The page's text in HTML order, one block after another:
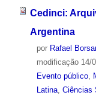
Cedinci:
Argentina
por Rafael
modificação14/
Evento público,
Latina, Ciências